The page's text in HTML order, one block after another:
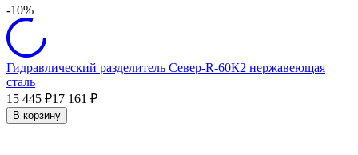
-10%
Гидравлический разделитель Север-R-60К2 нержавеющая
сталь
15 445 ₽17 161 ₽
В корзину